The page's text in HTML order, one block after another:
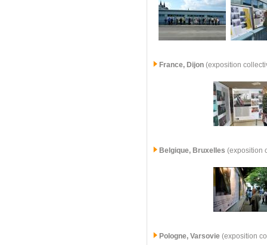
France, Dijon (exposition
Belgique, Bruxelles (exposition
Pologne, Varsovie (exposition